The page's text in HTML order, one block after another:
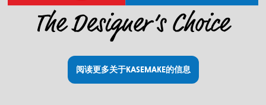
阅读更多关于KASEMAKE的信息